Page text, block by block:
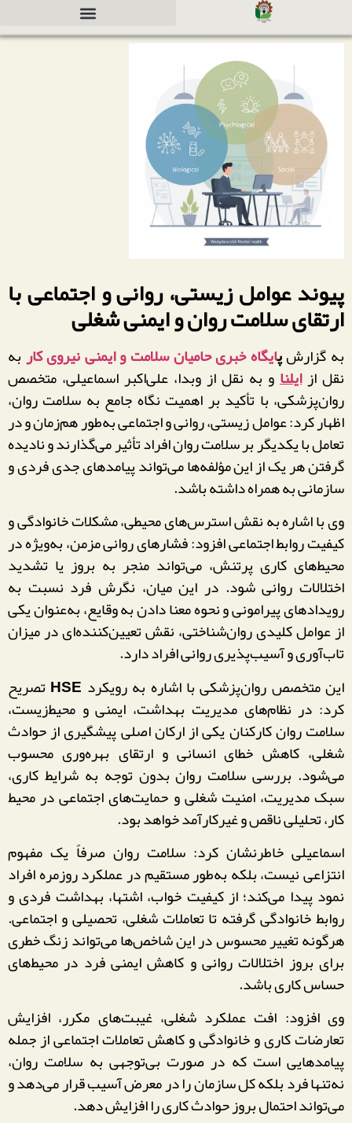
پیوند عوامل زیستی، روانی و اجتماعی با
ارتقای سلامت روان و ایمنی شغلی
به گزارشپایگاه خبری حامیان سلامت و ایمنی نیروی کاربه
نقل ازایلناو به نقل از وبدا، علی‌اکبر اسماعیلی، متخصص
روان‌پزشکی، با تأکید بر اهمیت نگاه جامع به سلامت روان،
اظهار کرد: عوامل زیستی، روانی و اجتماعی به‌طور هم‌زمان و در
تعامل با یکدیگر بر سلامت روان افراد تأثیر می‌گذارند و نادیده
گرفتن هر یک از این مؤلفه‌ها می‌تواند پیامدهای جدی فردی و
سازمانی به همراه داشته باشد.
وی با اشاره به نقش استرس‌های محیطی، مشکلات خانوادگی و
کیفیت روابط اجتماعی افزود: فشارهای روانی مزمن، به‌ویژه در
محیط‌های کاری پرتنش، می‌تواند منجر به بروز یا تشدید
اختلالات روانی شود. در این میان، نگرش فرد نسبت به
رویدادهای پیرامونی و نحوه معنا دادن به وقایع، به‌عنوان یکی
از عوامل کلیدی روان‌شناختی، نقش تعیین‌کننده‌ای در میزان
تاب‌آوری و آسیب‌پذیری روانی افراد دارد.
این متخصص روان‌پزشکی با اشاره به رویکرد HSE تصریح
کرد: در نظام‌های مدیریت بهداشت، ایمنی و محیط‌زیست،
سلامت روان کارکنان یکی از ارکان اصلی پیشگیری از حوادث
شغلی، کاهش خطای انسانی و ارتقای بهره‌وری محسوب
می‌شود. بررسی سلامت روان بدون توجه به شرایط کاری،
سبک مدیریت، امنیت شغلی و حمایت‌های اجتماعی در محیط
کار، تحلیلی ناقص و غیرکارآمد خواهد بود.
اسماعیلی خاطرنشان کرد: سلامت روان صرفاً یک مفهوم
انتزاعی نیست، بلکه به‌طور مستقیم در عملکرد روزمره افراد
نمود پیدا می‌کند؛ از کیفیت خواب، اشتها، بهداشت فردی و
روابط خانوادگی گرفته تا تعاملات شغلی، تحصیلی و اجتماعی.
هرگونه تغییر محسوس در این شاخص‌ها می‌تواند زنگ خطری
برای بروز اختلالات روانی و کاهش ایمنی فرد در محیط‌های
حساس کاری باشد.
وی افزود: افت عملکرد شغلی، غیبت‌های مکرر، افزایش
تعارضات کاری و خانوادگی و کاهش تعاملات اجتماعی از جمله
پیامدهایی است که در صورت بی‌توجهی به سلامت روان،
نه‌تنها فرد بلکه کل سازمان را در معرض آسیب قرار می‌دهد و
می‌تواند احتمال بروز حوادث کاری را افزایش دهد.